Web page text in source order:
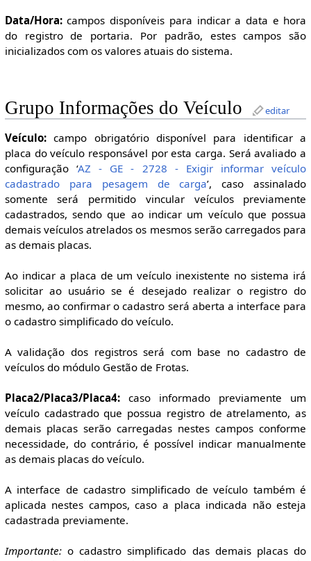
Data/Hora:campos disponíveis para indicar a data e hora
do registro de portaria. Por padrão, estes campos são
inicializados com os valores atuais do sistema.
Grupo Informações do Veículo editar
Veículo:campo obrigatório disponível para identificar a
placa do veículo responsável por esta carga. Será avaliado a
configuração ‘AZ - GE - 2728 - Exigir informar veículo
cadastrado para pesagem de carga’, caso assinalado
somente será permitido vincular veículos previamente
cadastrados, sendo que ao indicar um veículo que possua
demais veículos atrelados os mesmos serão carregados para
as demais placas.
Ao indicar a placa de um veículo inexistente no sistema irá
solicitar ao usuário se é desejado realizar o registro do
mesmo, ao confirmar o cadastro será aberta a interface para
o cadastro simplificado do veículo.
A validação dos registros será com base no cadastro de
veículos do módulo Gestão de Frotas.
Placa2/Placa3/Placa4:caso informado previamente um
veículo cadastrado que possua registro de atrelamento, as
demais placas serão carregadas nestes campos conforme
necessidade, do contrário, é possível indicar manualmente
as demais placas do veículo.
A interface de cadastro simplificado de veículo também é
aplicada nestes campos, caso a placa indicada não esteja
cadastrada previamente.
Importante:o cadastro simplificado das demais placas do